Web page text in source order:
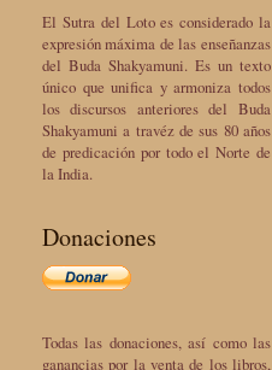
El Sutra del Loto es considerado la
expresión máxima de las enseñanzas
del Buda Shakyamuni. Es un texto
único que unifica y armoniza todos
los discursos anteriores del Buda
Shakyamuni a travéz de sus 80 años
de predicación por todo el Norte de
la India.
Donaciones
Todas las donaciones, así como las
ganancias por la venta de los libros,